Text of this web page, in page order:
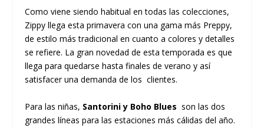
Como viene siendo habitual en todas las colecciones,
Zippy llega esta primavera con una gama más Preppy,
de estilo más tradicional en cuanto a colores y detalles
se refiere. La gran novedad de esta temporada es que
llega para quedarse hasta finales de verano y así
satisfacer una demanda de los clientes.
Para las niñas, Santorini y Boho Blues son las dos
grandes líneas para las estaciones más cálidas del año.